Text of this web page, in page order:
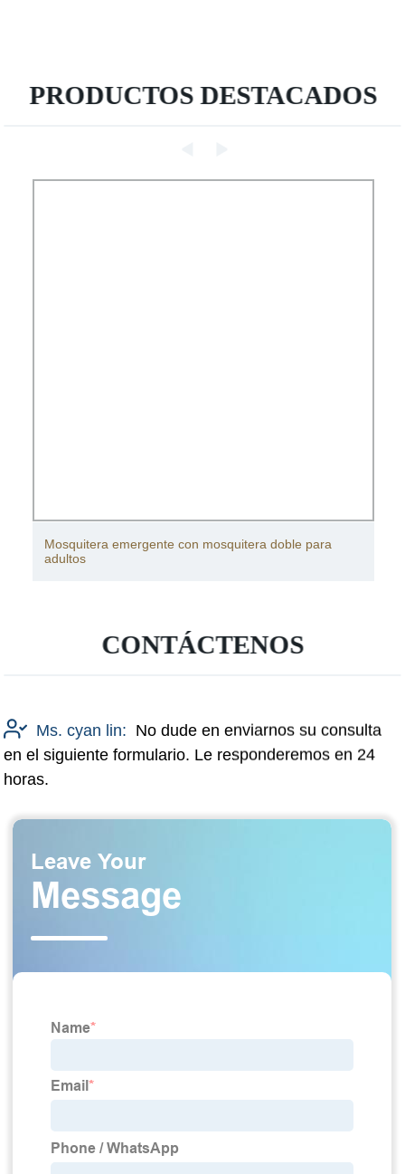
PRODUCTOS DESTACADOS
Gasa 100d*100D (BX gasa nº 9)
CONTÁCTENOS
Ms. cyan lin: No dude en enviarnos su consulta
en el siguiente formulario. Le responderemos en 24
horas.